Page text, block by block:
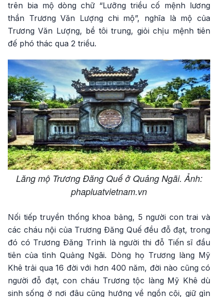
trên bia mộ dòng chữ “Lưỡng triều cố mệnh lương
thần Trương Văn Lượng chi mộ”, nghĩa là mộ của
Trương Văn Lượng, bề tôi trung, giỏi chịu mệnh tiên
đế phó thác qua 2 triều.
Lăng mộ Trương Đăng Quế ở Quảng Ngãi. Ảnh:
phapluatvietnam.vn
Nối tiếp truyền thống khoa bảng, 5 người con trai và
các cháu nội của Trương Đăng Quế đều đỗ đạt, trong
đó có Trương Đăng Trình là người thi đỗ Tiến sĩ đầu
tiên của tỉnh Quảng Ngãi. Dòng họ Trương làng Mỹ
Khê trải qua 16 đời với hơn 400 năm, đời nào cũng có
người đỗ đạt, con cháu Trương tộc làng Mỹ Khê dù
sinh sống ở nơi đâu cũng hướng về ngồn cội, giữ gìn